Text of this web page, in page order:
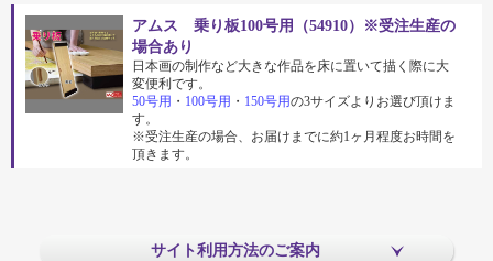
アムス 乗り板100号用（54910）※受注生産の
場合あり
日本画の制作など大きな作品を床に置いて描く際に大
変便利です。
50号用 ・ 100号用 ・ 150号用の3サイズよりお選び頂けま
す。
※受注生産の場合、お届けまでに約1ヶ月程度お時間を
頂きます。
サイト利用方法のご案内